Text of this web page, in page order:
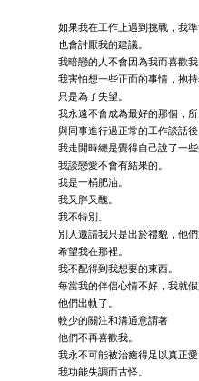
如果我在工作上遇到挑戰，我
也會討厭我的建議。
我暗戀的人不會因為我而喜歡我
我害怕想一些正面的事情，抱
只是為了失望。
我永遠不會成為最好的那個，
與同事進行過正常的工作談話後
我走開時總是覺得自己說了一些
我談戀愛不會有結果的。
我是一桶肥油。
我又胖又醜。
我不特別。
別人邀請我只是出於禮貌，他
希望我在那裡。
我不配得到我想要的東西。
每當我的伴侶心情不好，我就假
他們出軌了。
較少的關注和溝通意謂著
他們不再喜歡我。
我永不可能被治癒得足以真正愛
我功能失調而古怪。